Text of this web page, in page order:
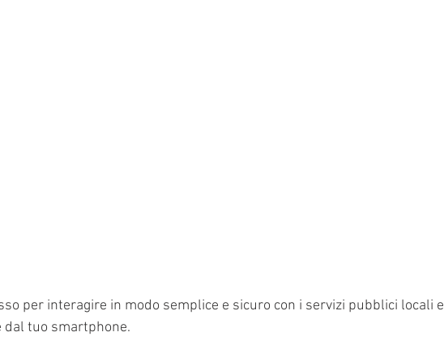
per interagire in modo semplice e sicuro con i servizi pubblici locali e
tuo smartphone.